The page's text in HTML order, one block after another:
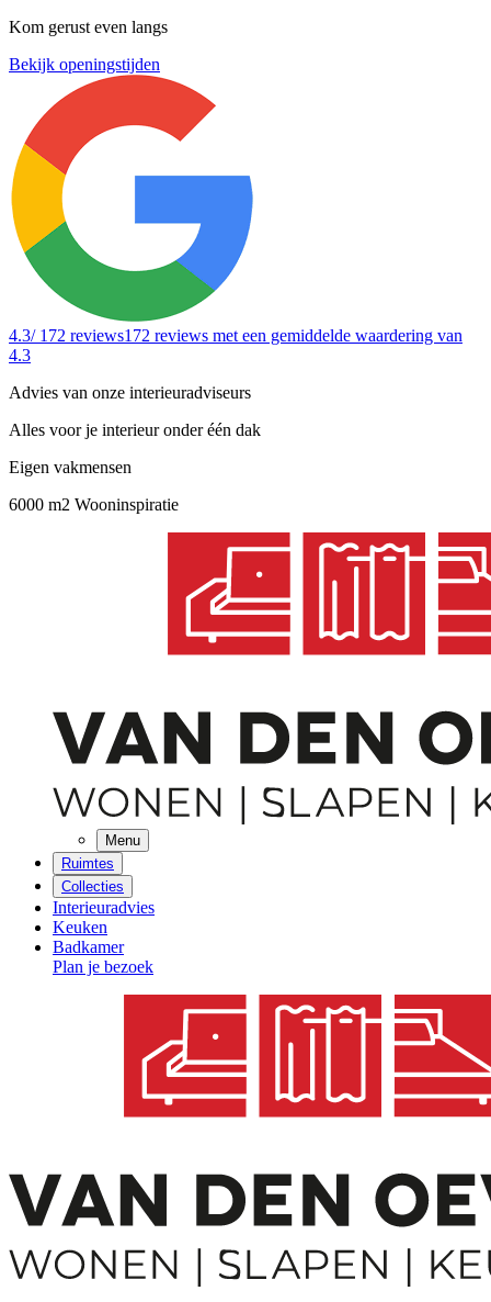
Kom gerust even langs
Bekijk openingstijden
4.3/ 172 reviews172 reviews met een gemiddelde waardering van
4.3
Advies van onze interieuradviseurs
Alles voor je interieur onder één dak
Eigen vakmensen
6000 m2 Wooninspiratie
Menu
Ruimtes
Collecties
Interieuradvies
Keuken
Badkamer
Plan je bezoek